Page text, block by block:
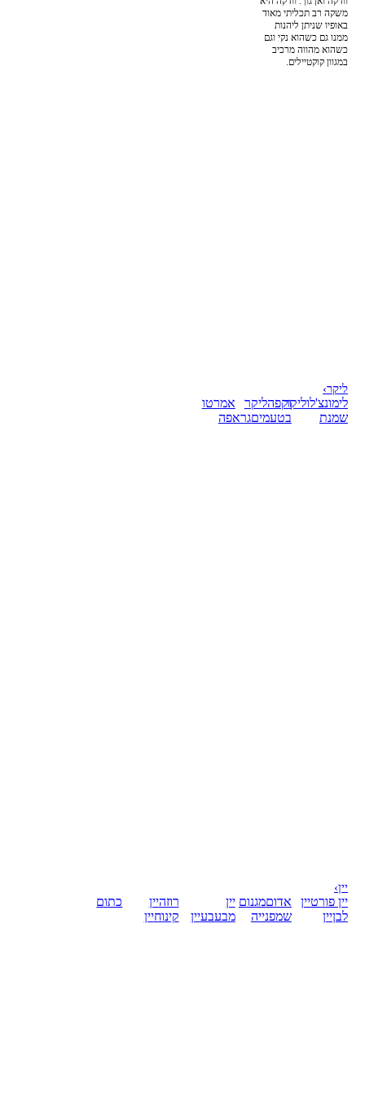
משקה רב תכליתי מאוד
באופיו שניתן ליהנות
ממנו גם כשהוא נקי וגם
כשהוא מהווה מרכיב
במגוון קוקטיילים.
ליקר›
לימונצ'לוליקר
שמנת
וקפהליקר
בטעמיםגראפה
אמרטו
יין›
יין פורטיין
לבןיין
אדוםמגנום
שמפנייה
יין
מבעבעיין
רוזהיין
קינוחיין
כתום